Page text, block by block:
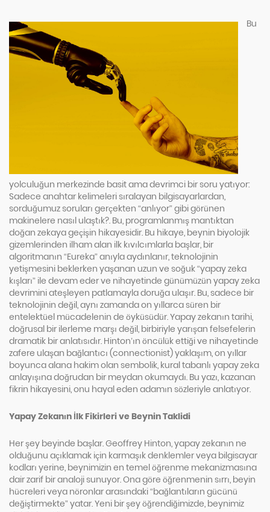
Bu
yolculuğun merkezinde basit ama devrimci bir soru yatıyor:
Sadece anahtar kelimeleri sıralayan bilgisayarlardan,
sorduğumuz soruları gerçekten “anlıyor” gibi görünen
makinelere nasıl ulaştık?. Bu, programlanmış mantıktan
doğan zekaya geçişin hikayesidir. Bu hikaye, beynin biyolojik
gizemlerinden ilham alan ilk kıvılcımlarla başlar, bir
algoritmanın “Eureka” anıyla aydınlanır, teknolojinin
yetişmesini beklerken yaşanan uzun ve soğuk “yapay zeka
kışları” ile devam eder ve nihayetinde günümüzün yapay zeka
devrimini ateşleyen patlamayla doruğa ulaşır. Bu, sadece bir
teknolojinin değil, aynı zamanda on yıllarca süren bir
entelektüel mücadelenin de öyküsüdür. Yapay zekanın tarihi,
doğrusal bir ilerleme marşı değil, birbiriyle yarışan felsefelerin
dramatik bir anlatısıdır. Hinton’ın öncülük ettiği ve nihayetinde
zafere ulaşan bağlantıcı (connectionist) yaklaşım, on yıllar
boyunca alana hakim olan sembolik, kural tabanlı yapay zeka
anlayışına doğrudan bir meydan okumaydı. Bu yazı, kazanan
fikrin hikayesini, onu hayal eden adamın sözleriyle anlatıyor.
Yapay Zekanın İlk Fikirleri ve Beynin Taklidi
Her şey beyinde başlar. Geoffrey Hinton, yapay zekanın ne
olduğunu açıklamak için karmaşık denklemler veya bilgisayar
kodları yerine, beynimizin en temel öğrenme mekanizmasına
dair zarif bir analoji sunuyor. Ona göre öğrenmenin sırrı, beyin
hücreleri veya nöronlar arasındaki “bağlantıların gücünü
değiştirmekte” yatar. Yeni bir şey öğrendiğimizde, beynimiz